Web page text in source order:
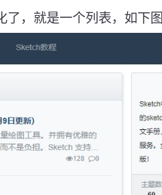
了，就是一个列表，如下图